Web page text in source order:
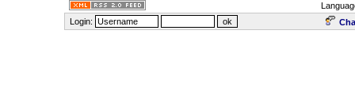
Login: